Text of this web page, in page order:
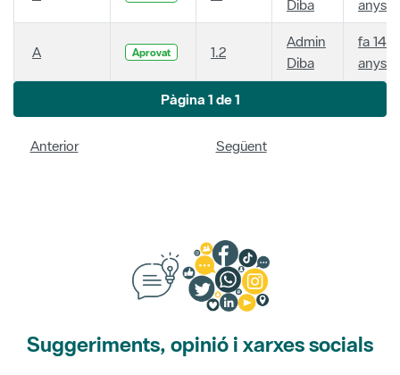
Diba
anys
A Aprovat 1.2
Admin
Diba
fa 14
anys
Pàgina 1 de 1
Anterior Següent
Suggeriments, opinió i xarxes socials